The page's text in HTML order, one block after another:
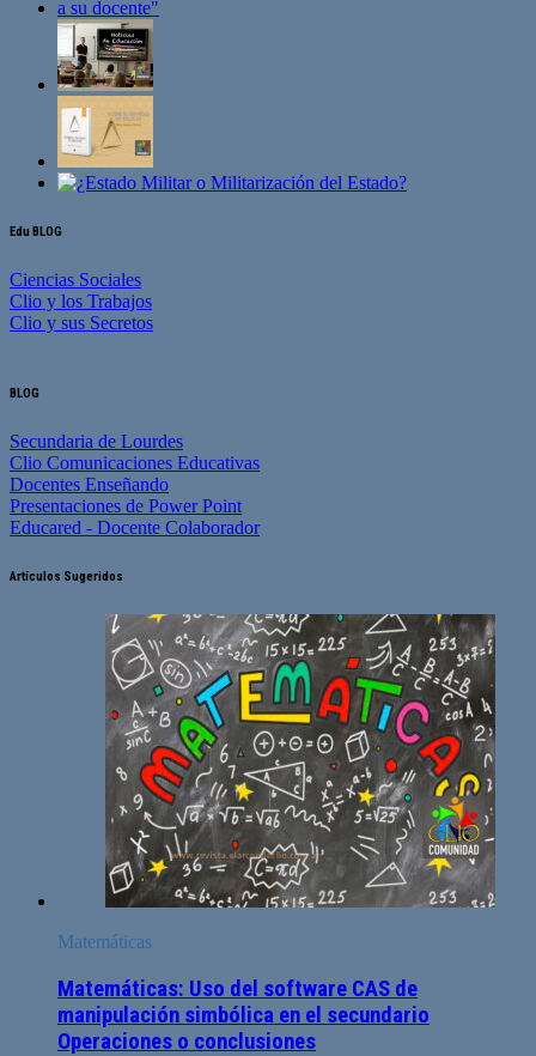
Edu BLOG
Ciencias Sociales
Clio y los Trabajos
Clio y sus Secretos
BLOG
Secundaria de Lourdes
Clio Comunicaciones Educativas
Docentes Enseñando
Presentaciones de Power Point
Educared - Docente Colaborador
Artículos Sugeridos
Matemáticas
Matemáticas: Uso del software CAS de
manipulación simbólica en el secundario
Operaciones o conclusiones